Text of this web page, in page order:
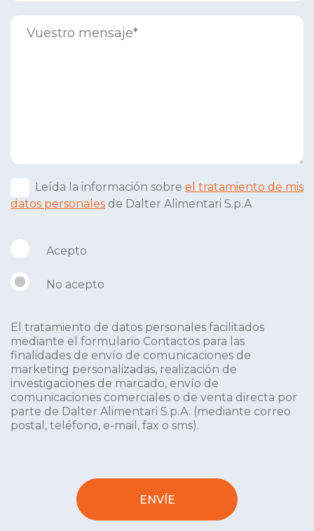
Leída la información sobre el tratamiento de mis
datos personales de Dalter Alimentari S.p.A
Acepto
No acepto
El tratamiento de datos personales facilitados
mediante el formulario Contactos para las
finalidades de envío de comunicaciones de
marketing personalizadas, realización de
investigaciones de marcado, envío de
comunicaciones comerciales o de venta directa por
parte de Dalter Alimentari S.p.A. (mediante correo
postal, teléfono, e-mail, fax o sms).